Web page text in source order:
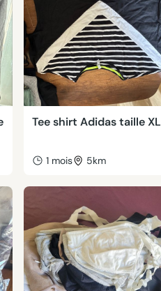
Tee shirt Adidas taille XL
1 mois 5km